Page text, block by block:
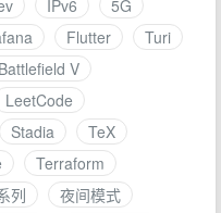
IPv6
5G
Flutter
Turi
Battlefield V
LeetCode
Stadia
TeX
Terraform
列
夜间模式